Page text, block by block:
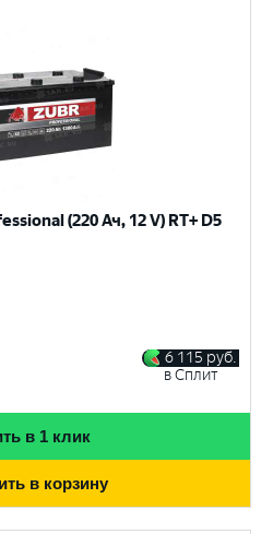
(220 Ач, 12 V) RT+ D5
6 115 руб.
в Сплит
в 1 клик
в корзину